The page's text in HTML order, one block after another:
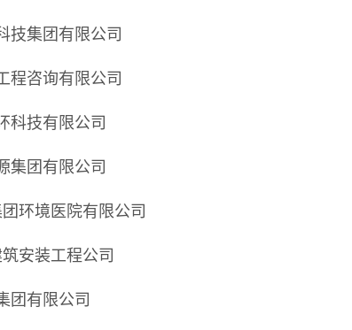
技集团有限公司
程咨询有限公司
科技有限公司
集团有限公司
环境医院有限公司
安装工程公司
团有限公司